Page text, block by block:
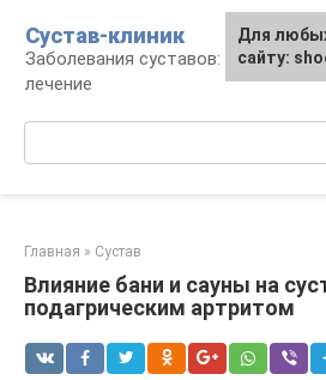
контенту
Сустав-клиник
Заболевания суставов:
лечение
Главная » Сустав
Влияние бани и сауны на
подагрическим артритом
Для
сайту: